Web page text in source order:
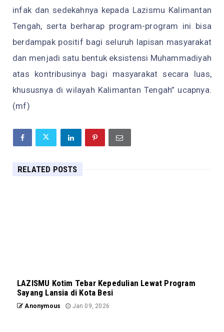
infak dan sedekahnya kepada Lazismu Kalimantan
Tengah, serta berharap program-program ini bisa
berdampak positif bagi seluruh lapisan masyarakat
dan menjadi satu bentuk eksistensi Muhammadiyah
atas kontribusinya bagi masyarakat secara luas,
khususnya di wilayah Kalimantan Tengah” ucapnya.
(mf)
RELATED POSTS
LAZISMU Kotim Tebar Kepedulian Lewat Program
Sayang Lansia di Kota Besi
Anonymous Jan 09, 2026